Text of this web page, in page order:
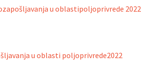
u oblastipoljoprivrede 2022
u oblasti poljoprivrede2022